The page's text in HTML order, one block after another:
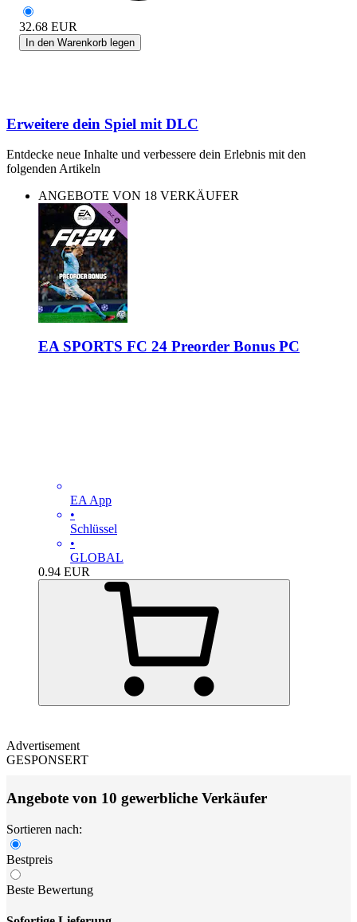
32.68 EUR
In den Warenkorb legen
Erweitere dein Spiel mit DLC
Entdecke neue Inhalte und verbessere dein Erlebnis mit den
folgenden Artikeln
ANGEBOTE VON 18 VERKÄUFER
EA SPORTS FC 24 Preorder Bonus PC
EA App
•
Schlüssel
•
GLOBAL
0.94 EUR
Advertisement
GESPONSERT
Angebote von 10 gewerbliche Verkäufer
Sortieren nach:
Bestpreis
Beste Bewertung